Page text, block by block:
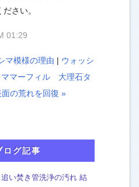
さい。
01:29
マ模様の理由 | ウォッシ
ママーフィル 大理石タ
の荒れを回復 »
ログ記事
い焚き管洗浄の汚れ 結